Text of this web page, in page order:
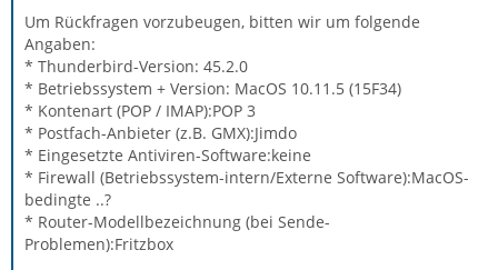
Um Rückfragen vorzubeugen, bitten wir um folgende
Angaben:
* Thunderbird-Version: 45.2.0
* Betriebssystem + Version: MacOS 10.11.5 (15F34)
* Kontenart (POP / IMAP):POP 3
* Postfach-Anbieter (z.B. GMX):Jimdo
* Eingesetzte Antiviren-Software:keine
* Firewall (Betriebssystem-intern/Externe Software):MacOS-
bedingte ..?
* Router-Modellbezeichnung (bei Sende-
Problemen):Fritzbox